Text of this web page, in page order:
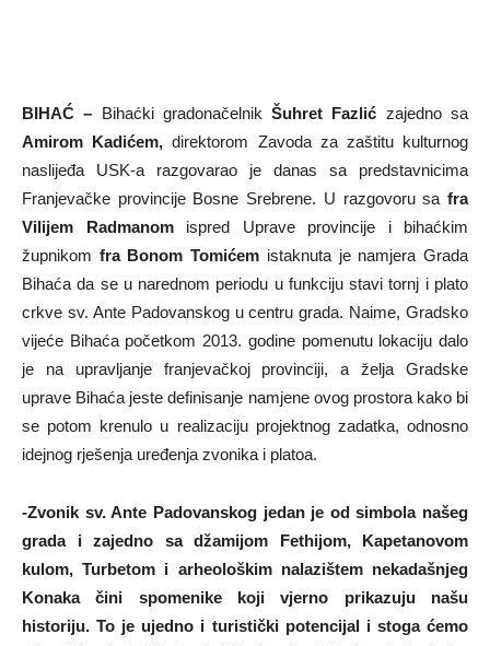
BIHAĆ – Bihaćki gradonačelnikŠuhret Fazlić zajedno sa
Amirom Kadićem, direktorom Zavoda za zaštitu kulturnog
naslijeđa USK-a razgovarao je danas sa predstavnicima
Franjevačke provincije Bosne Srebrene. U razgovoru sa fra
Vilijem Radmanomispred Uprave provincije i bihaćkim
župnikom fra Bonom Tomićem istaknuta je namjera Grada
Bihaća da se u narednom periodu u funkciju stavi tornj i plato
crkve sv. Ante Padovanskog u centru grada. Naime, Gradsko
vijeće Bihaća početkom 2013. godine pomenutu lokaciju dalo
je na upravljanje franjevačkoj provinciji, a želja Gradske
uprave Bihaća jeste definisanje namjene ovog prostora kako bi
se potom krenulo u realizaciju projektnog zadatka, odnosno
idejnog rješenja uređenja zvonika i platoa.
-Zvonik sv. Ante Padovanskog jedan je od simbola našeg
grada i zajedno sa džamijom Fethijom, Kapetanovom
kulom, Turbetom i arheološkim nalazištem nekadašnjeg
Konaka čini spomenike koji vjerno prikazuju našu
historiju. To je ujedno i turistički potencijal i stoga ćemo